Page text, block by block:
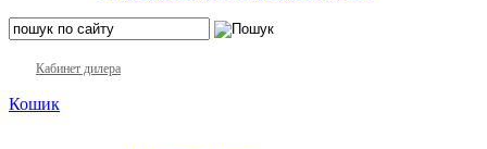
Кабинет дилера
Кошик